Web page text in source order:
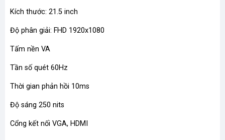
Kích thước: 21.5 inch
Độ phân giải: FHD 1920x1080
Tấm nền VA
Tần số quét 60Hz
Thời gian phản hồi 10ms
Độ sáng 250 nits
Cổng kết nối VGA, HDMI